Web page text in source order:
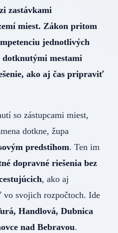
zastávkami
miest. Zákon pritom
jednotlivých
mestami
ako aj čas pripraviť
so zástupcami miest,
dotkne, župa
predstihom. Ten im
dopravné riešenia bez
, ako aj
svojich rozpočtoch. Ide
Handlová, Dubnica
nad Bebravou.